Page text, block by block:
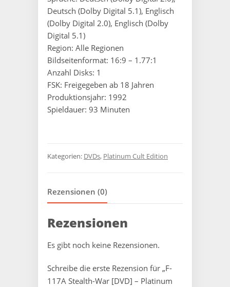
Deutsch (Dolby Digital 5.1), Englisch
(Dolby Digital 2.0), Englisch (Dolby
Digital 5.1)
Region: Alle Regionen
Bildseitenformat: 16:9 – 1.77:1
Anzahl Disks: 1
FSK: Freigegeben ab 18 Jahren
Produktionsjahr: 1992
Spieldauer: 93 Minuten
Kategorien: DVDs, Platinum Cult Edition
Rezensionen (0)
Rezensionen
Es gibt noch keine Rezensionen.
Schreibe die erste Rezension für „F-
117A Stealth-War [DVD] – Platinum